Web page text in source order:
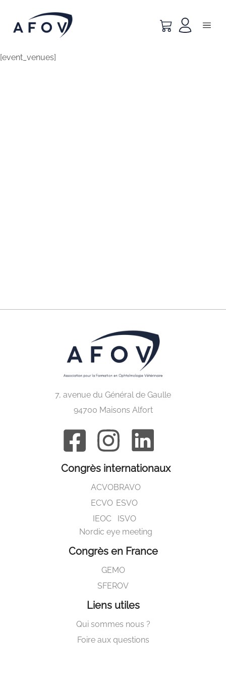
[event_venues]
7, avenue du Général de Gaulle
94700 Maisons Alfort
Congrès internationaux
ACVO
ECVO
IEOC
BRAVO
ESVO
ISVO
Nordic eye meeting
Congrès en France
GEMO
SFEROV
Liens utiles
Qui sommes nous ?
Foire aux questions